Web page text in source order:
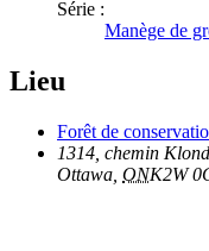
Série :
Manège de
Lieu
Forêt de
1314, chemin
Ottawa ONK2W